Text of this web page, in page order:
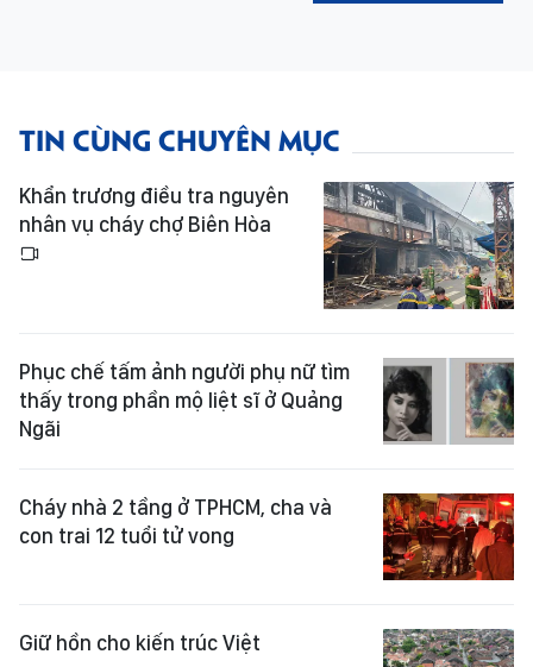
TIN CÙNG CHUYÊN MỤC
Khẩn trương điều tra nguyên
nhân vụ cháy chợ Biên Hòa
Phục chế tấm ảnh người phụ nữ tìm
thấy trong phần mộ liệt sĩ ở Quảng
Ngãi
Cháy nhà 2 tầng ở TPHCM, cha và
con trai 12 tuổi tử vong
Giữ hồn cho kiến trúc Việt